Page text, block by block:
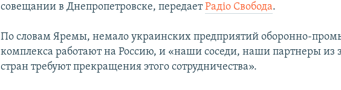
совещании в Днепропетровске, передаетРадіо Свобода.
По словам Яремы, немало украинских предприятий оборонно-
комплекса работают на Россию, и «наши соседи, наши партнеры из
стран требуют прекращения этого сотрудничества».